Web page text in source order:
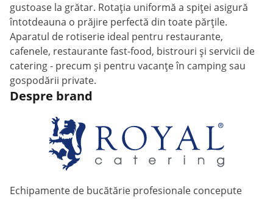
gustoase la grătar. Rotația uniformă a spiței asigură
întotdeauna o prăjire perfectă din toate părțile.
Aparatul de rotiserie ideal pentru restaurante,
cafenele, restaurante fast-food, bistrouri și servicii de
catering - precum și pentru vacanțe în camping sau
gospodării private.
Despre brand
Echipamente de bucătărie profesionale concepute